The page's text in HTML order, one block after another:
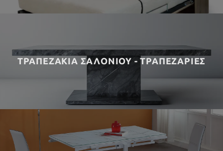
ΤΡΑΠΕΖΑΚΙΑ ΣΑΛΟΝΙΟΥ - ΤΡΑΠΕΖΑΡΙΕΣ